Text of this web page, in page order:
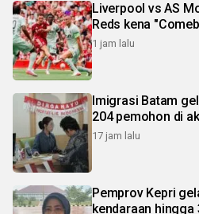
Liverpool vs AS
Reds kena
1 jam lalu
Imigrasi Batam
204 pemohon di
17 jam lalu
Pemprov Kepri
kendaraan hingga